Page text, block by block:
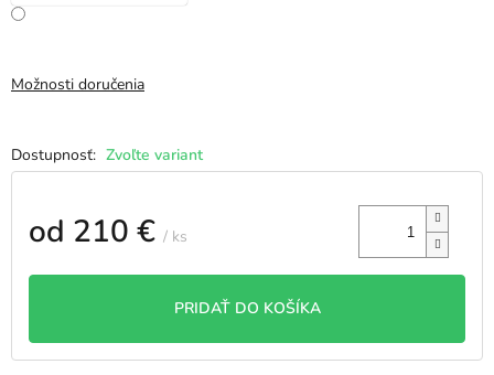
Zvoľte variant
Možnosti doručenia
od 210 € / ks
PRIDAŤ DO KOŠÍKA